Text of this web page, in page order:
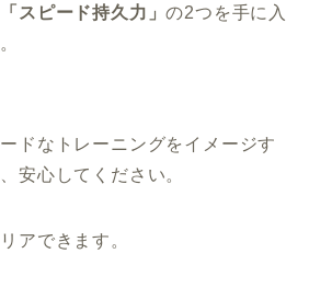
「スピード持久力」の2つを手に入
ドなトレーニングをイメージす
安心してください。
アできます。